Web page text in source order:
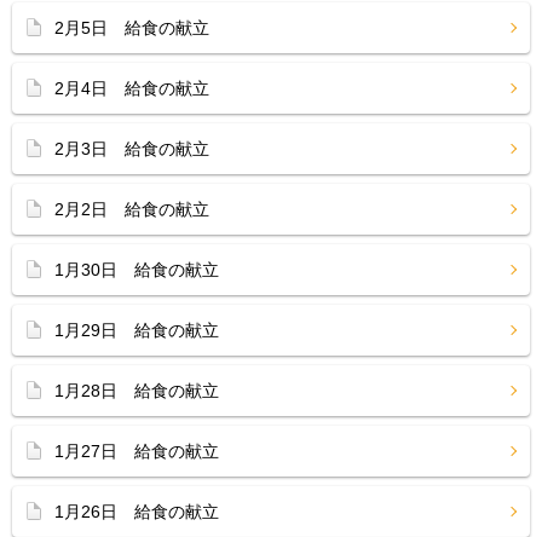
2月5日 給食の献立
2月4日 給食の献立
2月3日 給食の献立
2月2日 給食の献立
1月30日 給食の献立
1月29日 給食の献立
1月28日 給食の献立
1月27日 給食の献立
1月26日 給食の献立